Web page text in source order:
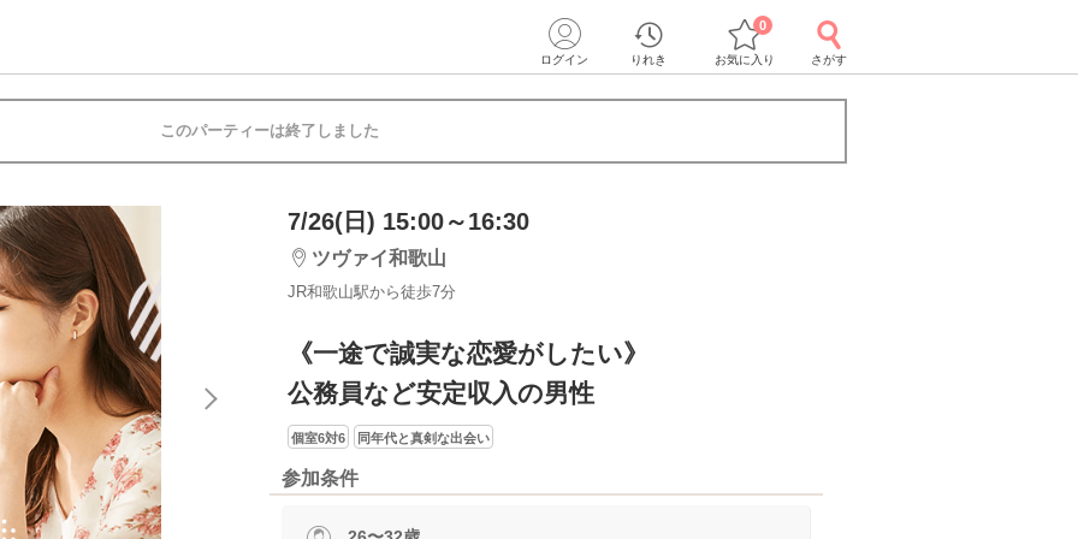
ログイン りれき お気に入り
0
さがす
このパーティーは終了しました
7/26(日) 15:00～16:30
ツヴァイ和歌山
JR和歌山駅から徒歩7分
《一途で誠実な恋愛がしたい》
公務員など安定収入の男性
個室6対6 同年代と真剣な出会い
参加条件